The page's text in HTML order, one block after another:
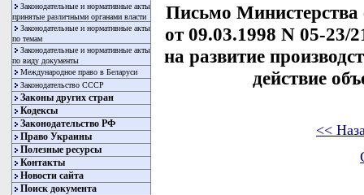
Законодательные и нормативные акты
принятые различными органами власти
Законодательные и нормативные акты
по темам
Законодательные и нормативные акты
по виду документы
Международное право в Беларуси
Законодательство СССР
Законы других стран
Кодексы
Законодательство РФ
Право Украины
Полезные ресурсы
Контакты
Новости сайта
Поиск документа
Письмо Министерства
от 09.03.1998 N 05-23/
на развитие
действие
<<